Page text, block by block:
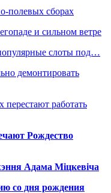
полевых сборах
и сильном ветре
слоты под…
демонтировать
работать
Рождество
Адама Міцкевіча
со дня рождения